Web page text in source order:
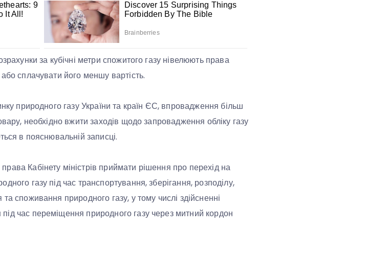
за кубічні метри спожитого газу нівелюють права
сплачувати його меншу вартість.
природного газу України та країн ЄС, впровадження більш
необхідно вжити заходів щодо запровадження обліку газу
в пояснювальній записці.
Кабінету міністрів приймати рішення про перехід на
газу під час транспортування, зберігання, розподілу,
споживання природного газу, у тому числі здійсненні
час переміщення природного газу через митний кордон